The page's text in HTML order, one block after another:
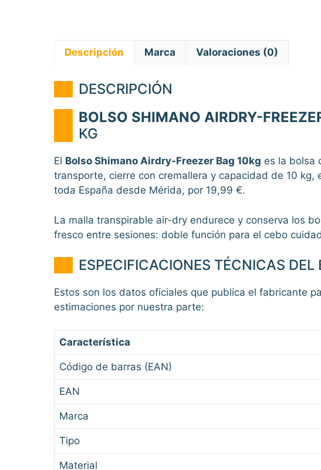
Descripción Marca Valoraciones (0)
DESCRIPCIÓN
BOLSO SHIMANO AIRDRY-
KG
El Bolso Shimano Airdry-Freezer Bag 10kg es la bolsa
transporte, cierre con cremallera y capacidad de 10
toda España desde Mérida, por 19,99 €.
La malla transpirable air-dry endurece y conserva los
fresco entre sesiones: doble función para el cebo
ESPECIFICACIONES TÉCNICAS
Estos son los datos oficiales que publica el fabricante
estimaciones por nuestra parte:
Característica
Código de barras (EAN)
EAN
Marca
Tipo
Material